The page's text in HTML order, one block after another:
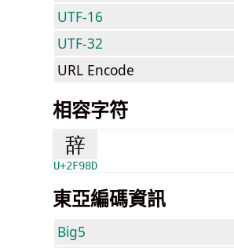
UTF-16
UTF-32
URL Encode
相容字符
辞
U+2F98D
東亞編碼資訊
Big5